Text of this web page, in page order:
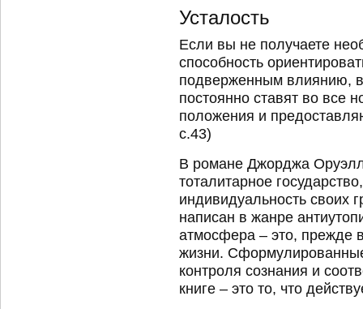
Усталость
Если вы не получаете
способность
подверженным влиянию,
постоянно ставят во все
положения и
с.43)
В романе Джорджа
тоталитарное
индивидуальность своих
написан в жанре
атмосфера – это, прежде
жизни.
контроля сознания и
книге – это то, что